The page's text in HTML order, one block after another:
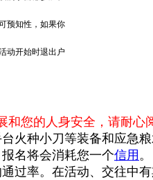
预知性，如果你
动开始时退出户
您的人身安全，请耐心
火种小刀等装备和应急
名将会消耗您一个信用 。
过率。在活动、交往中